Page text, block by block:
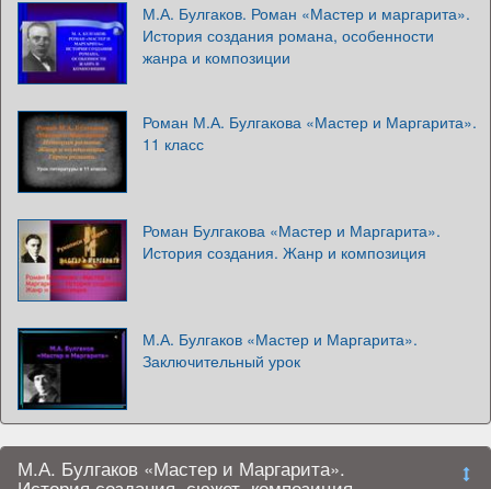
М.А. Булгаков. Роман «Мастер и маргарита».
История создания романа, особенности
жанра и композиции
Роман М.А. Булгакова «Мастер и Маргарита».
11 класс
Роман Булгакова «Мастер и Маргарита».
История создания. Жанр и композиция
М.А. Булгаков «Мастер и Маргарита».
Заключительный урок
М.А. Булгаков «Мастер и Маргарита».